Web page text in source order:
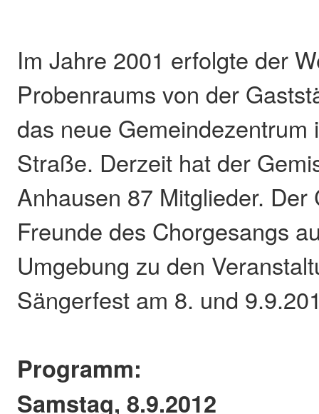
Im Jahre 2001 erfolgte der
Probenraums von der
das neue Gemeindezentrum
Straße. Derzeit hat der
Anhausen 87 Mitglieder. Der
Freunde des Chorgesangs
Umgebung zu den
Sängerfest am 8. und
Programm:
Samstag, 8.9.2012